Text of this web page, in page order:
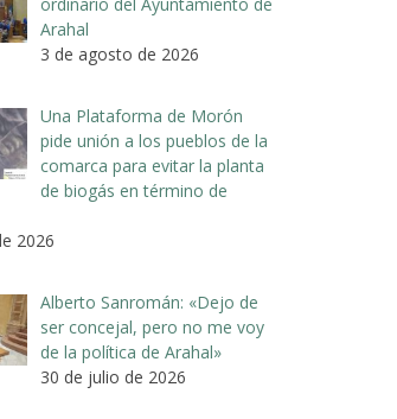
Arahal
3 de agosto de 2026
Una Plataforma de Morón
pide unión a los pueblos de la
comarca para evitar la planta
de biogás en término de
2026
Alberto Sanromán: «Dejo de
ser concejal, pero no me voy
de la política de Arahal»
30 de julio de 2026